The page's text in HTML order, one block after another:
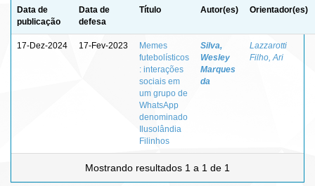
Data de
publicação
Data de
defesa
Título Autor(es) Orientador(es)
17-Dez-2024 17-Fev-2023
Memes
futebolísticos
: interações
sociais em
um grupo de
WhatsApp
denominado
Ilusolândia
Filinhos
Silva,
Wesley
Marques
da
Lazzarotti
Filho, Ari
Mostrando resultados 1 a 1 de 1